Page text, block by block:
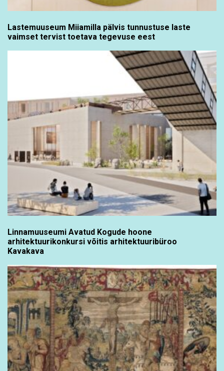
Lastemuuseum Miiamilla pälvis tunnustuse laste
vaimset tervist toetava tegevuse eest
Linnamuuseumi Avatud Kogude hoone
arhitektuurikonkursi võitis arhitektuuribüroo
Kavakava